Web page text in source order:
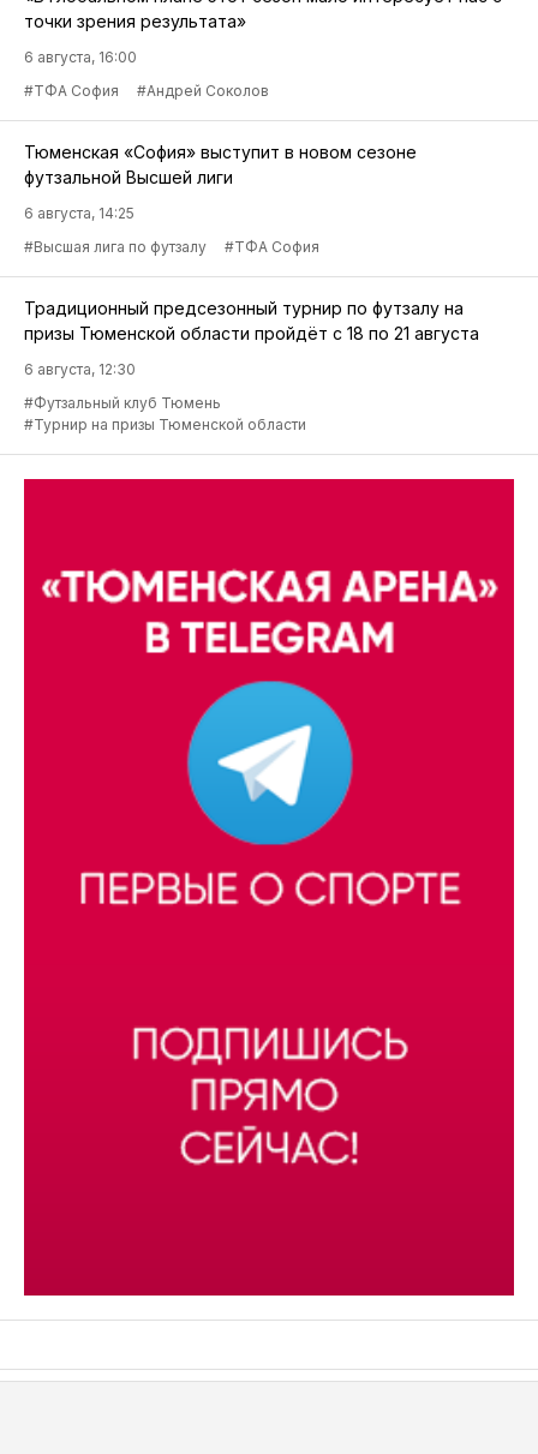
точки зрения результата»
6 августа, 16:00
#ТФА София
#Андрей Соколов
Тюменская «София» выступит в новом сезоне
футзальной Высшей лиги
6 августа, 14:25
#Высшая лига по футзалу
#ТФА София
Традиционный предсезонный турнир по футзалу на
призы Тюменской области пройдёт с 18 по 21 августа
6 августа, 12:30
#Футзальный клуб Тюмень
#Турнир на призы Тюменской области